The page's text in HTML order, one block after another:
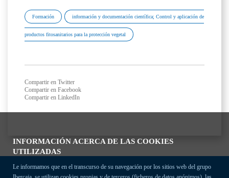
INFORMACIÓN ACERCA DE LAS COOKIES
UTILIZADAS
Le informamos que en el transcurso de su navegación por los sitios web del grupo
Formación información y documentación científica; Control y aplicación de
productos fitosanitarios para la protección vegetal
Compartir en Twitter
Compartir en Facebook
Compartir en LinkedIn